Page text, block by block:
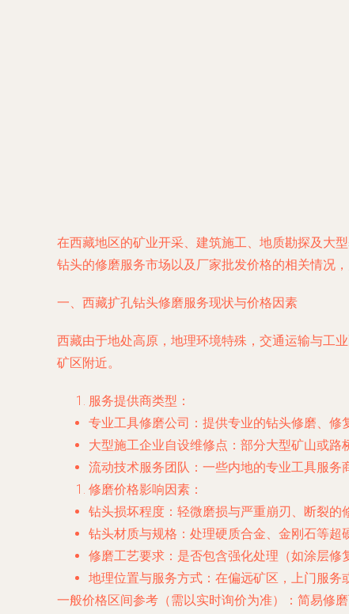
在西藏地区的矿业开采、建筑施工、地质勘探及大
钻头的修磨服务市场以及厂家批发价格的相关情况，
一、西藏扩孔钻头修磨服务现状与价格因素
西藏由于地处高原，地理环境特殊，交通运输与工
矿区附近。
服务提供商类型 ：
专业工具修磨公司 ：提供专业的钻头修磨、
大型施工企业自设维修点 ：部分大型矿山或
流动技术服务团队 ：一些内地的专业工具服
修磨价格影响因素 ：
钻头损坏程度 ：轻微磨损与严重崩刃、断裂的
钻头材质与规格 ：处理硬质合金、金刚石等
修磨工艺要求 ：是否包含强化处理（如涂层修
地理位置与服务方式 ：在偏远矿区，上门服
一般价格区间参考（需以实时询价为准）
：简易修